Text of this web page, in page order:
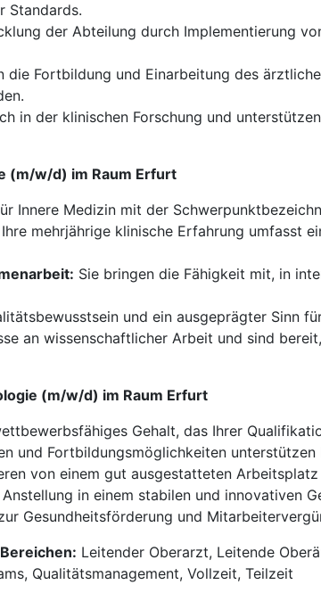
Standards.
der Abteilung durch Implementierung
die Fortbildung und Einarbeitung des
in der klinischen Forschung und
(m/w/d) im Raum Erfurt
Innere Medizin mit der
Ihre mehrjährige klinische Erfahrung umfasst
Sie bringen die Fähigkeit mit, in
und ein ausgeprägter Sinn
an wissenschaftlicher Arbeit und sind
(m/w/d) im Raum Erfurt
Gehalt, das Ihrer
und Fortbildungsmöglichkeiten
von einem gut ausgestatteten
in einem stabilen und innovativen
Gesundheitsförderung und
Leitender Oberarzt, Leitende
Qualitätsmanagement, Vollzeit, Teilzeit